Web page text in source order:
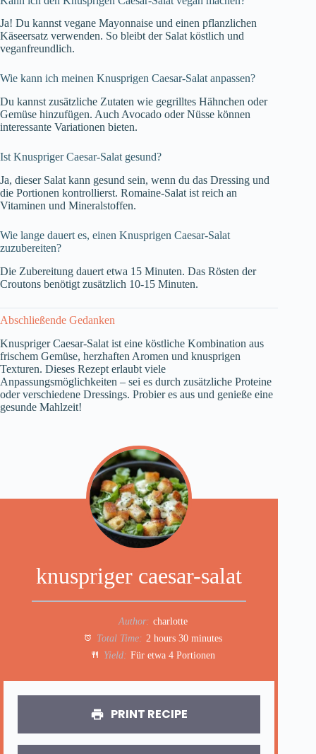
Ja! Du kannst vegane Mayonnaise und einen pflanzlichen
Käseersatz verwenden. So bleibt der Salat köstlich und
veganfreundlich.
Wie kann ich meinen Knusprigen Caesar-Salat anpassen?
Du kannst zusätzliche Zutaten wie gegrilltes Hähnchen oder
Gemüse hinzufügen. Auch Avocado oder Nüsse können
interessante Variationen bieten.
Ist Knuspriger Caesar-Salat gesund?
Ja, dieser Salat kann gesund sein, wenn du das Dressing und
die Portionen kontrollierst. Romaine-Salat ist reich an
Vitaminen und Mineralstoffen.
Wie lange dauert es, einen Knusprigen Caesar-Salat
zuzubereiten?
Die Zubereitung dauert etwa 15 Minuten. Das Rösten der
Croutons benötigt zusätzlich 10-15 Minuten.
Abschließende Gedanken
Knuspriger Caesar-Salat ist eine köstliche Kombination aus
frischem Gemüse, herzhaften Aromen und knusprigen
Texturen. Dieses Rezept erlaubt viele
Anpassungsmöglichkeiten – sei es durch zusätzliche Proteine
oder verschiedene Dressings. Probier es aus und genieße eine
gesunde Mahlzeit!
knuspriger caesar-salat
Author: charlotte
Total Time: 2 hours 30 minutes
Yield: Für etwa 4 Portionen
PRINT RECIPE